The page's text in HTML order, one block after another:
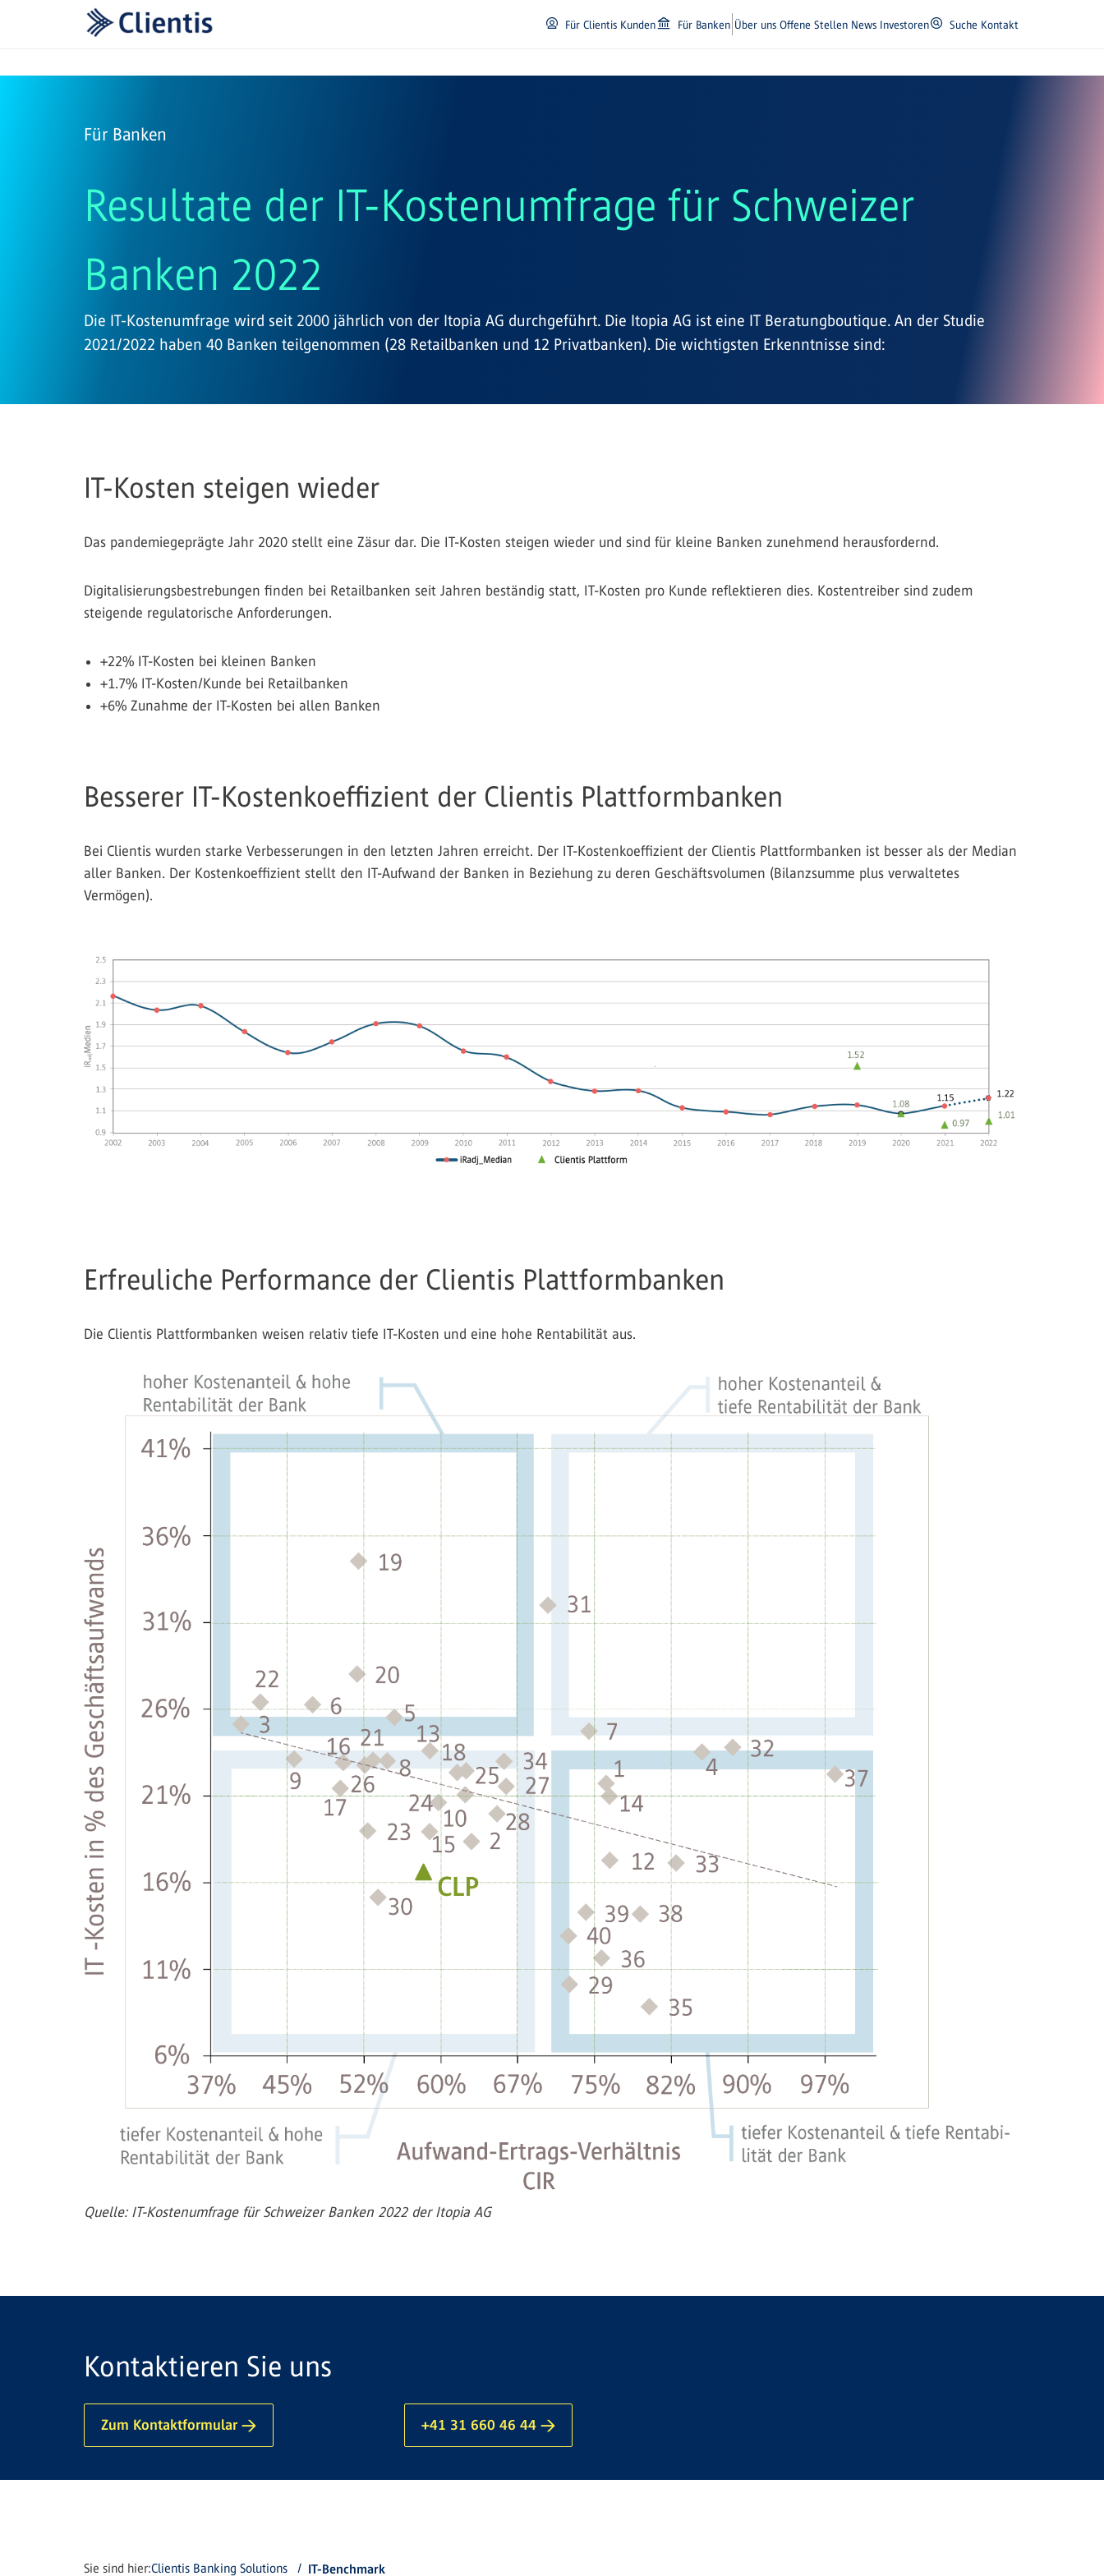
Für Clientis Kunden Für Banken Über uns Offene Stellen News Investoren Suche Kontakt
Für Banken
Resultate der IT-Kostenumfrage für Schweizer
Banken 2022
Die IT-Kostenumfrage wird seit 2000 jährlich von der Itopia AG durchgeführt. Die Itopia AG ist eine IT Beratungboutique. An der Studie
2021/2022 haben 40 Banken teilgenommen (28 Retailbanken und 12 Privatbanken). Die wichtigsten Erkenntnisse sind:
IT-Kosten steigen wieder
Das pandemiegeprägte Jahr 2020 stellt eine Zäsur dar. Die IT-Kosten steigen wieder und sind für kleine Banken zunehmend herausfordernd.
Digitalisierungsbestrebungen finden bei Retailbanken seit Jahren beständig statt, IT-Kosten pro Kunde reflektieren dies. Kostentreiber sind zudem
steigende regulatorische Anforderungen.
+22% IT-Kosten bei kleinen Banken
+1.7% IT-Kosten/Kunde bei Retailbanken
+6% Zunahme der IT-Kosten bei allen Banken
Besserer IT-Kostenkoeffizient der Clientis Plattformbanken
Bei Clientis wurden starke Verbesserungen in den letzten Jahren erreicht. Der IT-Kostenkoeffizient der Clientis Plattformbanken ist besser als der Median
aller Banken. Der Kostenkoeffizient stellt den IT-Aufwand der Banken in Beziehung zu deren Geschäftsvolumen (Bilanzsumme plus verwaltetes
Vermögen).
Erfreuliche Performance der Clientis Plattformbanken
Die Clientis Plattformbanken weisen relativ tiefe IT-Kosten und eine hohe Rentabilität aus.
Quelle: IT-Kostenumfrage für Schweizer Banken 2022 der Itopia AG
Kontaktieren Sie uns
Zum Kontaktformular → +41 31 660 46 44 →
Sie sind hier:Clientis Banking Solutions IT-Benchmark